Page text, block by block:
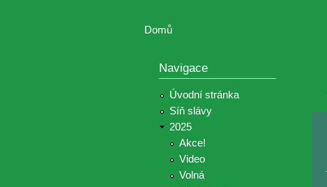
Domů
Navigace
Úvodní stránka
Síň slávy
2025
Akce!
Video
Volná